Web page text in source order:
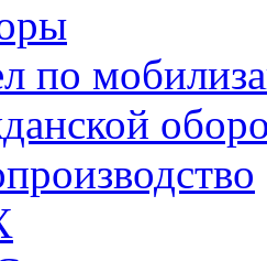
по